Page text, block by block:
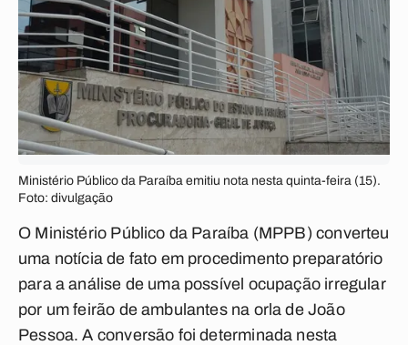
Ministério Público da Paraíba emitiu nota nesta quinta-feira (15).
Foto: divulgação
O Ministério Público da Paraíba (MPPB) converteu
uma notícia de fato em procedimento preparatório
para a análise de uma possível ocupação irregular
por um feirão de ambulantes na orla de João
Pessoa. A conversão foi determinada nesta